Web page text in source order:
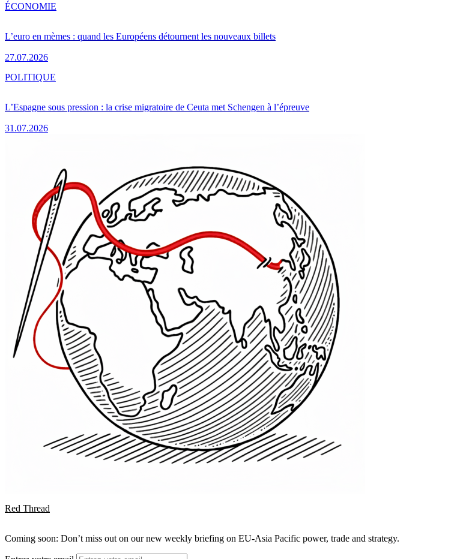
L’euro en mèmes : quand les Européens détournent les nouveaux billets
27.07.2026
ÉCONOMIE
L’Espagne sous pression : la crise migratoire de Ceuta met Schengen à l’épreuve
31.07.2026
POLITIQUE
Red Thread
Coming soon: Don’t miss out on our new weekly briefing on EU-Asia Pacific power, trade and strategy.